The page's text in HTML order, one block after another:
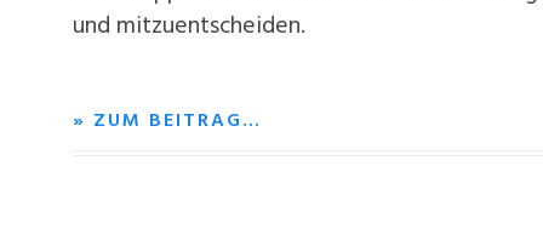
und mitzuentscheiden.
» ZUM BEITRAG…